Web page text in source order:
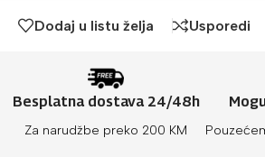
Dodaj u listu želja Usporedi
Besplatna dostava 24/48h
Za narudžbe preko 200 KM